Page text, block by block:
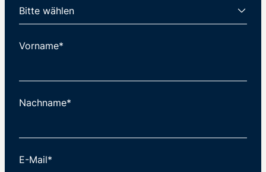
Vorname*
Nachname*
E-Mail*